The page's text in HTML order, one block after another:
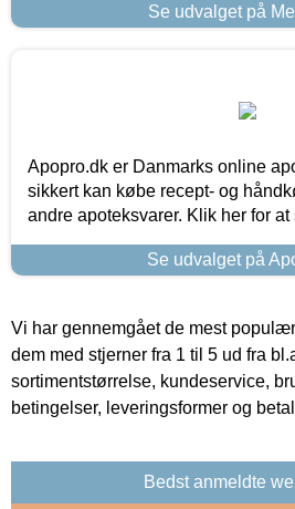
Se udvalget på
Apopro.dk er Danmarks online
sikkert kan købe recept- og
andre apoteksvarer. Klik her for
Se udvalget på
Vi har gennemgået de mest
dem med stjerner fra 1 til 5 ud fra
sortimentstørrelse, kundeservice,
betingelser, leveringsformer og
Bedst anmeldte